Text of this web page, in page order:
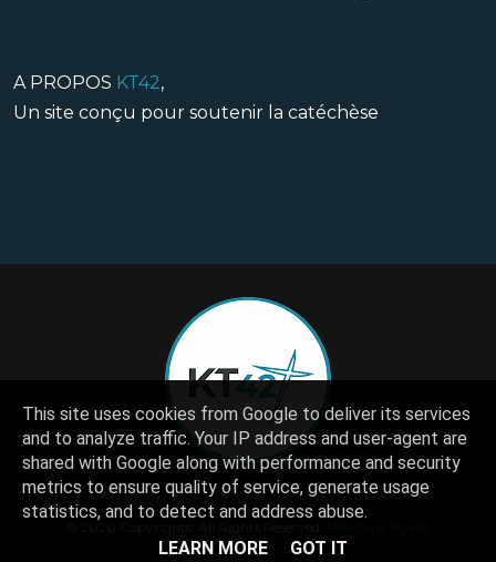
A PROPOS KT42,
Un site conçu pour soutenir la catéchèse
This site uses cookies from Google to deliver its services
and to analyze traffic. Your IP address and user-agent are
shared with Google along with performance and security
metrics to ensure quality of service, generate usage
statistics, and to detect and address abuse.
LEARN MORE
GOT IT